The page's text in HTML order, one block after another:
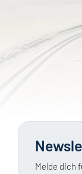
Melde dich